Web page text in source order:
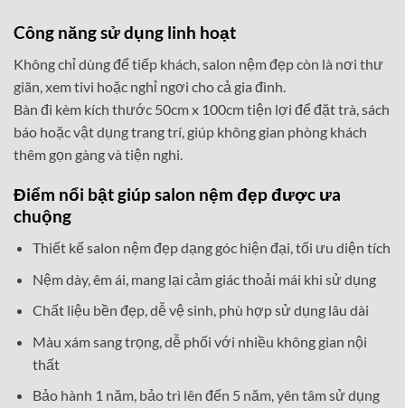
Công năng sử dụng linh hoạt
Không chỉ dùng để tiếp khách, salon nệm đẹp còn là nơi thư
giãn, xem tivi hoặc nghỉ ngơi cho cả gia đình.
Bàn đi kèm kích thước 50cm x 100cm tiện lợi để đặt trà, sách
báo hoặc vật dụng trang trí, giúp không gian phòng khách
thêm gọn gàng và tiện nghi.
Điểm nổi bật giúp salon nệm đẹp được ưa
chuộng
Thiết kế salon nệm đẹp dạng góc hiện đại, tối ưu diện tích
Nệm dày, êm ái, mang lại cảm giác thoải mái khi sử dụng
Chất liệu bền đẹp, dễ vệ sinh, phù hợp sử dụng lâu dài
Màu xám sang trọng, dễ phối với nhiều không gian nội
thất
Bảo hành 1 năm, bảo trì lên đến 5 năm, yên tâm sử dụng